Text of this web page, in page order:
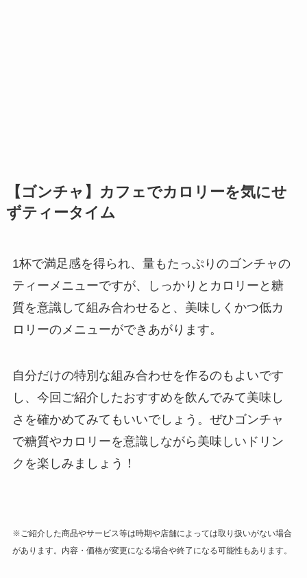
【ゴンチャ】カフェでカロリーを気にせ
ずティータイム
1杯で満足感を得られ、量もたっぷりのゴンチャの
ティーメニューですが、しっかりとカロリーと糖
質を意識して組み合わせると、美味しくかつ低カ
ロリーのメニューができあがります。
自分だけの特別な組み合わせを作るのもよいです
し、今回ご紹介したおすすめを飲んでみて美味し
さを確かめてみてもいいでしょう。ぜひゴンチャ
で糖質やカロリーを意識しながら美味しいドリン
クを楽しみましょう！
※ご紹介した商品やサービス等は時期や店舗によっては取り扱いがない場合
があります。内容・価格が変更になる場合や終了になる可能性もあります。